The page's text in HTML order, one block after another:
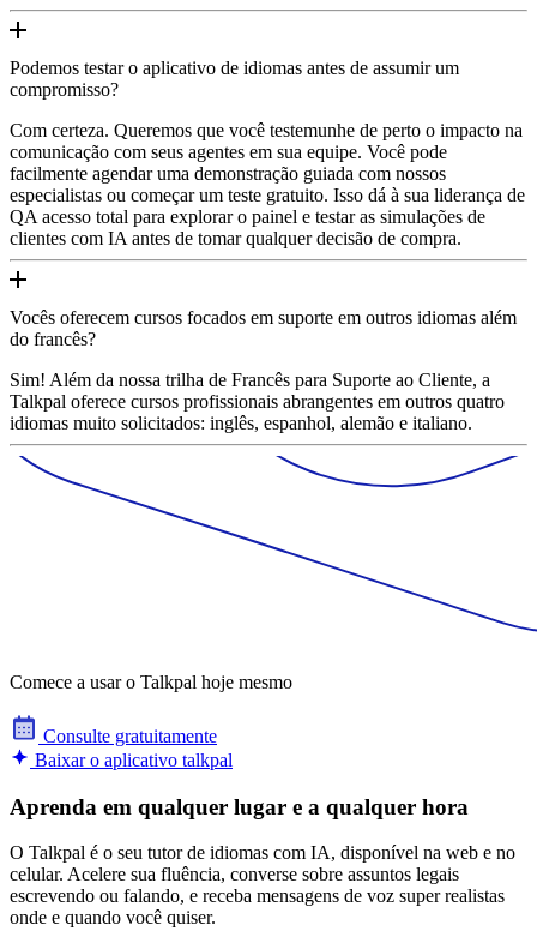
Podemos testar o aplicativo de idiomas antes de assumir um
compromisso?
Com certeza. Queremos que você testemunhe de perto o impacto na
comunicação com seus agentes em sua equipe. Você pode
facilmente agendar uma demonstração guiada com nossos
especialistas ou começar um teste gratuito. Isso dá à sua liderança de
QA acesso total para explorar o painel e testar as simulações de
clientes com IA antes de tomar qualquer decisão de compra.
Vocês oferecem cursos focados em suporte em outros idiomas além
do francês?
Sim! Além da nossa trilha de Francês para Suporte ao Cliente, a
Talkpal oferece cursos profissionais abrangentes em outros quatro
idiomas muito solicitados: inglês, espanhol, alemão e italiano.
Comece a usar o Talkpal hoje mesmo
Consulte gratuitamente
Baixar o aplicativo talkpal
Aprenda em qualquer lugar e a qualquer hora
O Talkpal é o seu tutor de idiomas com IA, disponível na web e no
celular. Acelere sua fluência, converse sobre assuntos legais
escrevendo ou falando, e receba mensagens de voz super realistas
onde e quando você quiser.